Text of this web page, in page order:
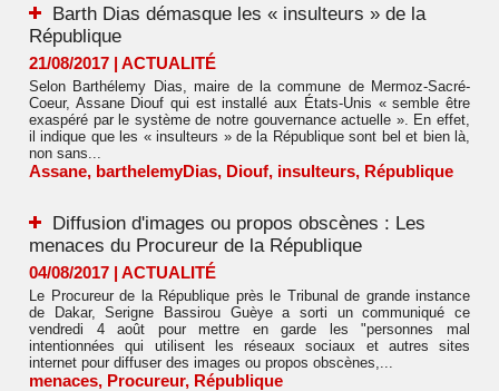
Barth Dias démasque les « insulteurs » de la
République
21/08/2017 | ACTUALITÉ
Selon Barthélemy Dias, maire de la commune de Mermoz-Sacré-
Coeur, Assane Diouf qui est installé aux États-Unis « semble être
exaspéré par le système de notre gouvernance actuelle ». En effet,
il indique que les « insulteurs » de la République sont bel et bien là,
non sans...
Assane, barthelemyDias, Diouf, insulteurs, République
Diffusion d'images ou propos obscènes : Les
menaces du Procureur de la République
04/08/2017 | ACTUALITÉ
Le Procureur de la République près le Tribunal de grande instance
de Dakar, Serigne Bassirou Guèye a sorti un communiqué ce
vendredi 4 août pour mettre en garde les "personnes mal
intentionnées qui utilisent les réseaux sociaux et autres sites
internet pour diffuser des images ou propos obscènes,...
menaces, Procureur, République